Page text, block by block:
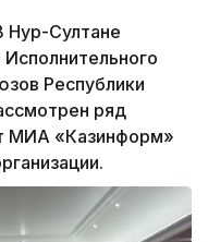
Султане
Республики
ряд
МИА «Казинформ»